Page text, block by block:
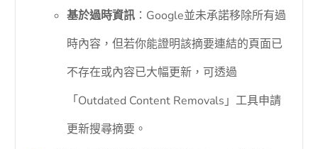
基於過時資訊：Google並未承諾移除所有過
時內容，但若你能證明該摘要連結的頁面已
不存在或內容已大幅更新，可透過
「Outdated Content Removals」工具申請
更新搜尋摘要。